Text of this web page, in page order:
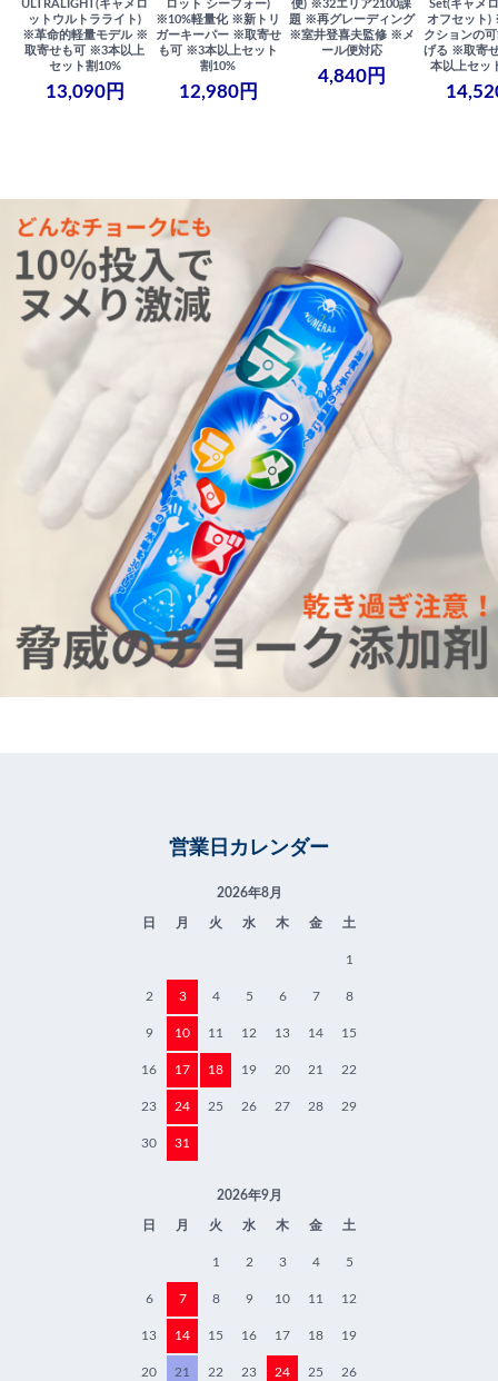
ULTRALIGHT(キャメロ
ットウルトラライト)
※革命的軽量モデル ※
取寄せも可 ※3本以上
セット割10%
13,090円
ロット シーフォー)
※10%軽量化 ※新トリ
ガーキーパー ※取寄せ
も可 ※3本以上セット
割10%
12,980円
便) ※32エリア2100課
題 ※再グレーディング
※室井登喜夫監修 ※メ
ール便対応
4,840円
Set(キャメ
オフセット)
クションの
げる ※取寄
本以上セッ
営業日カレンダー
2026年8月
日 月 火 水 木 金 土
1
2 3 4 5 6 7 8
9 10 11 12 13 14 15
16 17 18 19 20 21 22
23 24 25 26 27 28 29
30 31
2026年9月
日 月 火 水 木 金 土
1 2 3 4 5
6 7 8 9 10 11 12
13 14 15 16 17 18 19
20 21 22 23 24 25 26